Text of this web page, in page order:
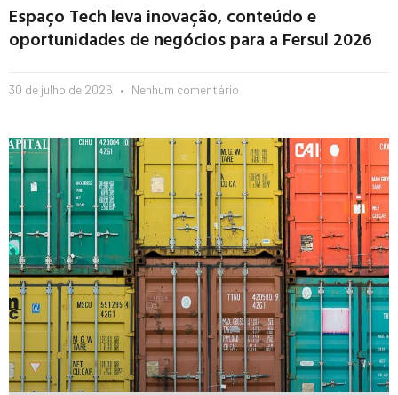
Espaço Tech leva inovação, conteúdo e
oportunidades de negócios para a Fersul 2026
30 de julho de 2026 Nenhum comentário